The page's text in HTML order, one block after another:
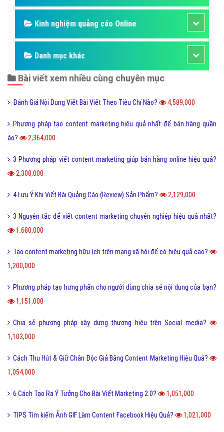
Kinh nghiệm quảng cáo Online
Danh mục khác
Bài viết xem nhiều cùng chuyên mục
Đánh Giá Nội Dung Viết Bài Viết Theo Tiêu Chí Nào? 4,589,000
Phương pháp tạo content marketing hiệu quả nhất để bán hàng quần
áo?
2,364,000
3 Phương pháp viết content marketing giúp bán hàng online hiệu quả?
2,308,000
4 Lưu Ý Khi Viết Bài Quảng Cáo (Review) Sản Phẩm? 2,129,000
3 Nguyên tắc để viết content marketing chuyên nghiệp hiệu quả nhất?
1,680,000
Tạo content marketing hữu ích trên mạng xã hội để có hiệu quả cao?
1,200,000
Phương pháp tạo hưng phấn cho người dùng chia sẻ nội dung của bạn?
1,151,000
Chia sẻ phương pháp xây dựng thương hiệu trên Social media?
1,103,000
Cách Thu Hút & Giữ Chân Độc Giả Bằng Content Marketing Hiệu Quả?
1,054,000
6 Cách Tạo Ra Ý Tưởng Cho Bài Viết Marketing 2.0? 1,051,000
TIPS Tìm kiếm Ảnh GIF Làm Content Facebook Hiệu Quả? 1,021,000